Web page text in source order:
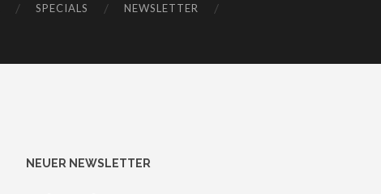
SPECIALS NEWSLETTER
NEUER NEWSLETTER